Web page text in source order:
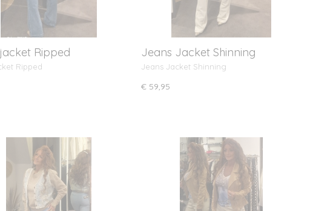
Ripped
Ripped
Jeans Jacket Shinning
Jeans Jacket Shinning
€ 59,95